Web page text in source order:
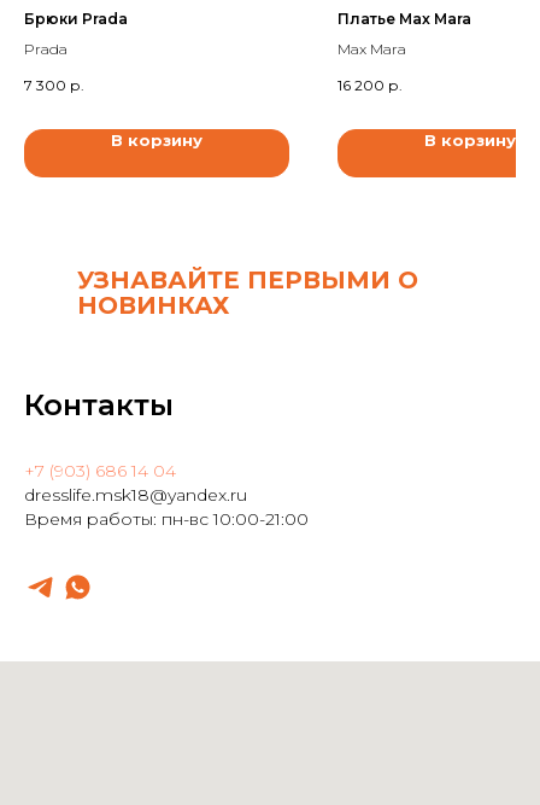
Брюки Prada
Prada
7 300 р.
В корзину
Платье Max Mara
Max Mara
16 200 р.
В корзину
УЗНАВАЙТЕ ПЕРВЫМИ О
НОВИНКАХ
Контакты
+7 (903) 686 14 04
dresslife.msk18@yandex.ru
Время работы: пн-вс 10:00-21:00